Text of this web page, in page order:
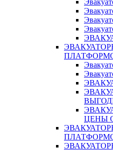
ЦЕНЫ